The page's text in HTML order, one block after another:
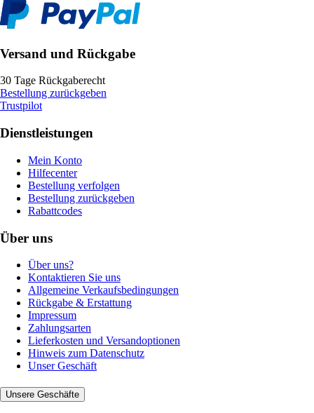
Versand und Rückgabe
30 Tage Rückgaberecht
Bestellung zurückgeben
Trustpilot
Dienstleistungen
Mein Konto
Hilfecenter
Bestellung verfolgen
Bestellung zurückgeben
Rabattcodes
Über uns
Über uns?
Kontaktieren Sie uns
Allgemeine Verkaufsbedingungen
Rückgabe & Erstattung
Impressum
Zahlungsarten
Lieferkosten und Versandoptionen
Hinweis zum Datenschutz
Unser Geschäft
Unsere Geschäfte